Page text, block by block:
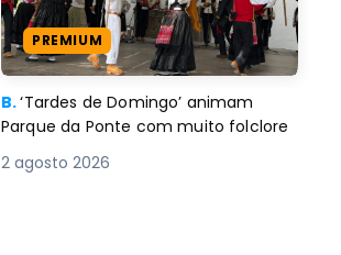
PREMIUM
B.‘Tardes de Domingo’ animam
Parque da Ponte com muito folclore
2 agosto 2026